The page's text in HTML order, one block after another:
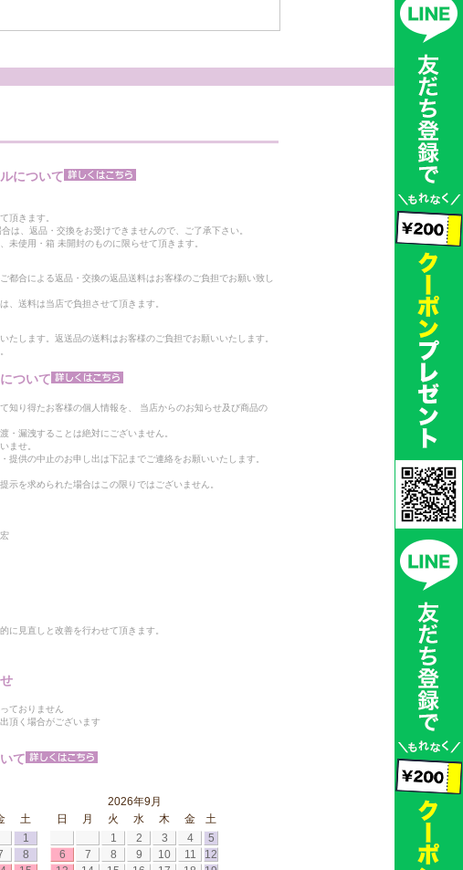
について
頂きます。
は、返品・交換をお受けできませんので、ご了承下さい。
未使用・箱 未開封のものに限らせて頂きます。
都合による返品・交換の返品送料はお客様のご負担でお願い致し
、送料は当店で負担させて頂きます。
たします。返送品の送料はお客様のご負担でお願いいたします。
ついて
知り得たお客様の個人情報を、 当店からのお知らせ及び商品の
・漏洩することは絶対にございません。
ませ。
提供の中止のお申し出は下記までご連絡をお願いいたします。
示を求められた場合はこの限りではございません。
に見直しと改善を行わせて頂きます。
ておりません
頂く場合がございます
て
土
1
8
2026年9月
日
月 火 水 木 金
土
1
2 3 4
5
6
7 8 9 10 11
12